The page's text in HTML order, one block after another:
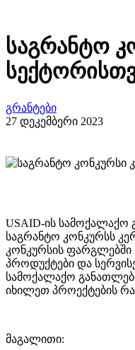
საგრანტო
გრანტები
27 დეკემბერი 2023
USAID-ის სამოქალაქო
საგრანტო კონკურსს
კონკურსის ფარგლებში
პროდუქტები და
სამოქალაქო
იხილეთ პროექტების
მაგალითი: